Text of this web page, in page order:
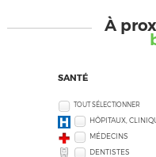
À
SANTÉ
TOUT SÉLECTIONNER
HÔPITAUX,
MÉDECINS
DENTISTES